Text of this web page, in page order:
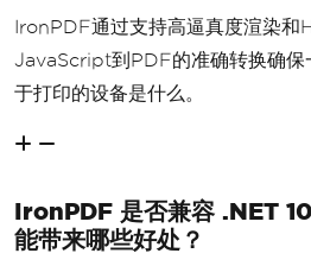
IronPDF通过支持高逼真度渲染和
JavaScript到PDF的准确转换确保
于打印的设备是什么。
IronPDF 是否兼容 .NET
能带来哪些好处？